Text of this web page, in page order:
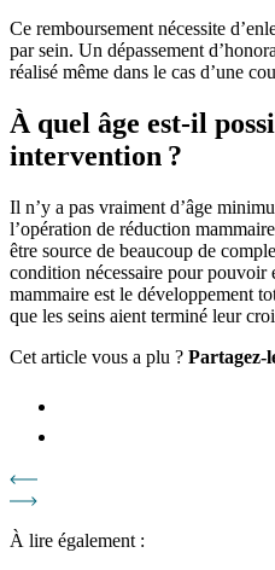
Ce remboursement nécessite
par sein. Un dépassement
réalisé même dans le cas d’une
À quel âge est-il
intervention ?
Il n’y a pas vraiment d’âge
l’opération de réduction
être source de beaucoup de
condition nécessaire pour pouvoir
mammaire est le développement
que les seins aient terminé leur
Cet article vous a plu ? Partagez-
À lire également :